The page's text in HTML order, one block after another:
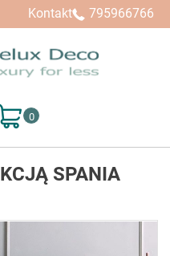
Kontakt 795966766
Mój koszyk
SPANIA